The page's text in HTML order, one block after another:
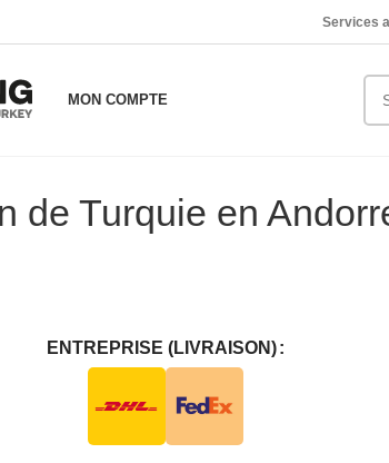
Services
MON COMPTE
de Turquie en
ENTREPRISE (LIVRAISON)